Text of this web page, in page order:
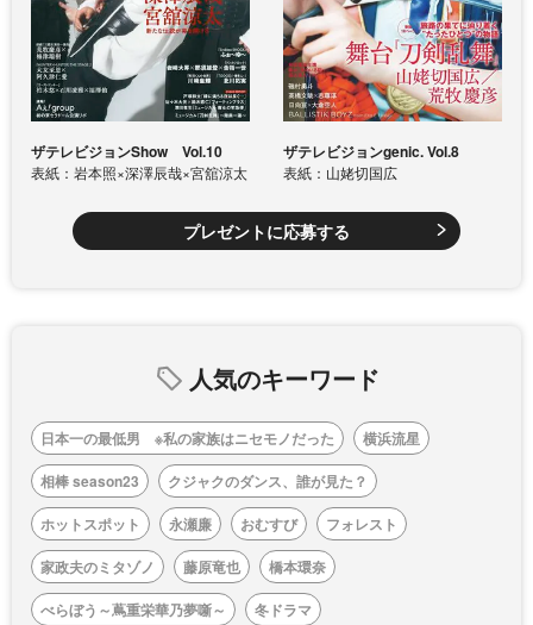
ザテレビジョンShow Vol.10
表紙：岩本照×深澤辰哉×宮舘涼太
ザテレビジョンgenic. Vol.8
表紙：山姥切国広
プレゼントに応募する
人気のキーワード
日本一の最低男 ※私の家族はニセモノだった
横浜流星
相棒 season23
クジャクのダンス、誰が見た？
ホットスポット
永瀬廉 おむすび
フォレスト
家政夫のミタゾノ
藤原竜也
橋本環奈
べらぼう～蔦重栄華乃夢噺～
冬ドラマ